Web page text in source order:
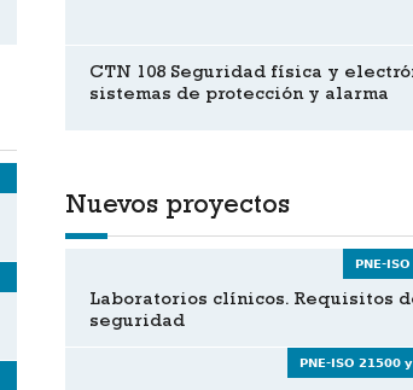
CTN 108 Seguridad física y
sistemas de protección y alarma
Nuevos proyectos
PNE-
Laboratorios clínicos. Requisitos
seguridad
PNE-ISO 21500